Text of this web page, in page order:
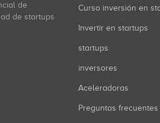
de
de startups
Curso inversión en
Invertir en startups
startups
inversores
Aceleradoras
Preguntas frecuentes